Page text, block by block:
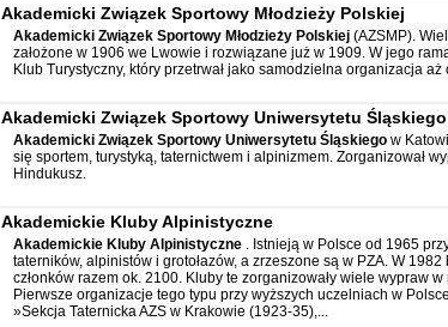
Akademicki Związek Sportowy Młodzieży Polskiej
Akademicki Związek Sportowy Młodzieży Polskiej (AZSMP).
założone w 1906 we Lwowie i rozwiązane już w 1909. W jego
Klub Turystyczny, który przetrwał jako samodzielna organizacja aż
Akademicki Związek Sportowy Uniwersytetu Śląskiego
Akademicki Związek Sportowy Uniwersytetu Śląskiego w
się sportem, turystyką, taternictwem i alpinizmem. Zorganizował
Hindukusz.
Akademickie Kluby Alpinistyczne
Akademickie Kluby Alpinistyczne . Istnieją w Polsce od 1965
taterników, alpinistów i grotołazów, a zrzeszone są w PZA. W
członków razem ok. 2100. Kluby te zorganizowały wiele wypraw
Pierwsze organizacje tego typu przy wyższych uczelniach w
»Sekcja Taternicka AZS w Krakowie (1923-35),...